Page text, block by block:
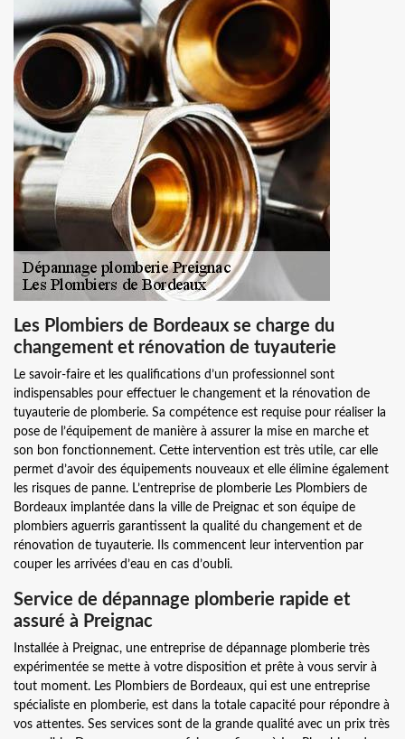
Les Plombiers de Bordeaux se charge du
changement et rénovation de tuyauterie
Le savoir-faire et les qualifications d’un professionnel sont
indispensables pour effectuer le changement et la rénovation de
tuyauterie de plomberie. Sa compétence est requise pour réaliser la
pose de l’équipement de manière à assurer la mise en marche et
son bon fonctionnement. Cette intervention est très utile, car elle
permet d’avoir des équipements nouveaux et elle élimine également
les risques de panne. L’entreprise de plomberie Les Plombiers de
Bordeaux implantée dans la ville de Preignac et son équipe de
plombiers aguerris garantissent la qualité du changement et de
rénovation de tuyauterie. Ils commencent leur intervention par
couper les arrivées d’eau en cas d’oubli.
Service de dépannage plomberie rapide et
assuré à Preignac
Installée à Preignac, une entreprise de dépannage plomberie très
expérimentée se mette à votre disposition et prête à vous servir à
tout moment. Les Plombiers de Bordeaux, qui est une entreprise
spécialiste en plomberie, est dans la totale capacité pour répondre à
vos attentes. Ses services sont de la grande qualité avec un prix très